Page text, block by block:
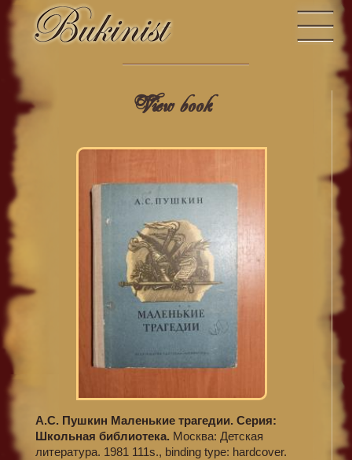
View book
А.С. Пушкин Маленькие трагедии. Серия:
Школьная библиотека. Москва: Детская
литература. 1981 111s., binding type: hardcover.